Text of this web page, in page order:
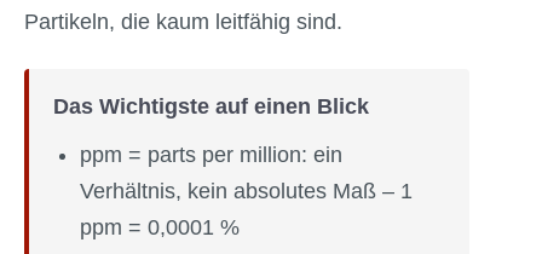
Partikeln, die kaum leitfähig sind.
Das Wichtigste auf einen Blick
ppm = parts per million: ein
Verhältnis, kein absolutes Maß – 1
ppm = 0,0001 %